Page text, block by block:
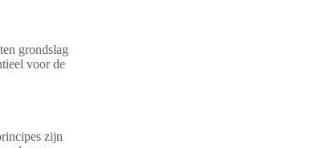
grondslag
voor de
zijn